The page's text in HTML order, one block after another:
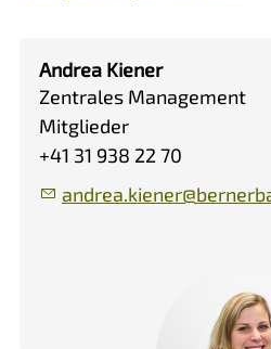
Andrea Kiener
Zentrales Management
Mitglieder
+41 31 938 22 70
ndr
k n r b rn rb